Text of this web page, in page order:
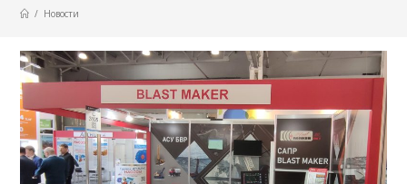
/ Новости